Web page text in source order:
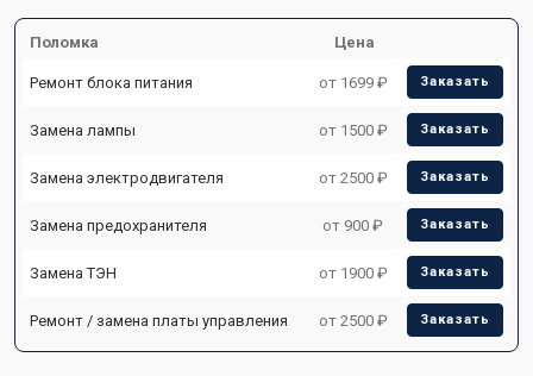
Поломка Цена
Ремонт блока питания от 1699 ₽ Заказать
Замена лампы от 1500 ₽ Заказать
Замена электродвигателя от 2500 ₽ Заказать
Замена предохранителя от 900 ₽ Заказать
Замена ТЭН от 1900 ₽ Заказать
Ремонт / замена платы управления от 2500 ₽ Заказать